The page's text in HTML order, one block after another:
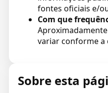
fontes oficiais e/
Com que
variar conforme a
Sobre esta